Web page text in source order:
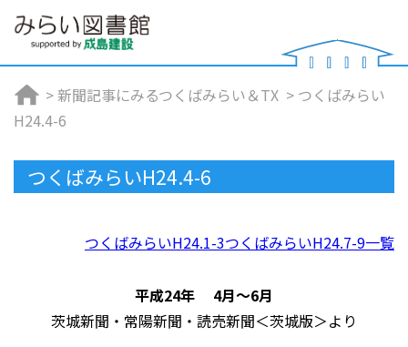
> 新聞記事にみるつくばみらい＆TX > つくばみらい
H24.4-6
つくばみらいH24.4-6
つくばみらいH24.1-3つくばみらいH24.7-9一覧
平成24年 4月～6月
茨城新聞・常陽新聞・読売新聞＜茨城版＞より